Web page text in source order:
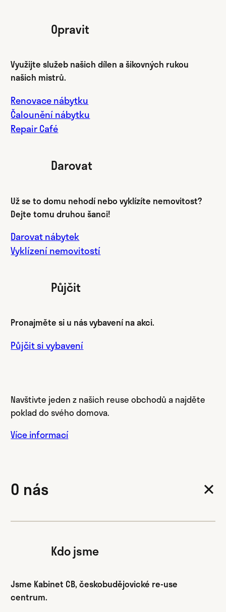
Opravit
Využijte služeb našich dílen a šikovných rukou
našich mistrů.
Renovace nábytku
Čalounění nábytku
Repair Café
Darovat
Už se to domu nehodí nebo vyklízíte nemovitost?
Dejte tomu druhou šanci!
Darovat nábytek
Vyklízení nemovitostí
Půjčit
Pronajměte si u nás vybavení na akci.
Půjčit si vybavení
Navštivte jeden z našich reuse obchodů a najděte
poklad do svého domova.
Více informací
O nás ✕
Kdo jsme
Jsme Kabinet CB, českobudějovické re-use
centrum.